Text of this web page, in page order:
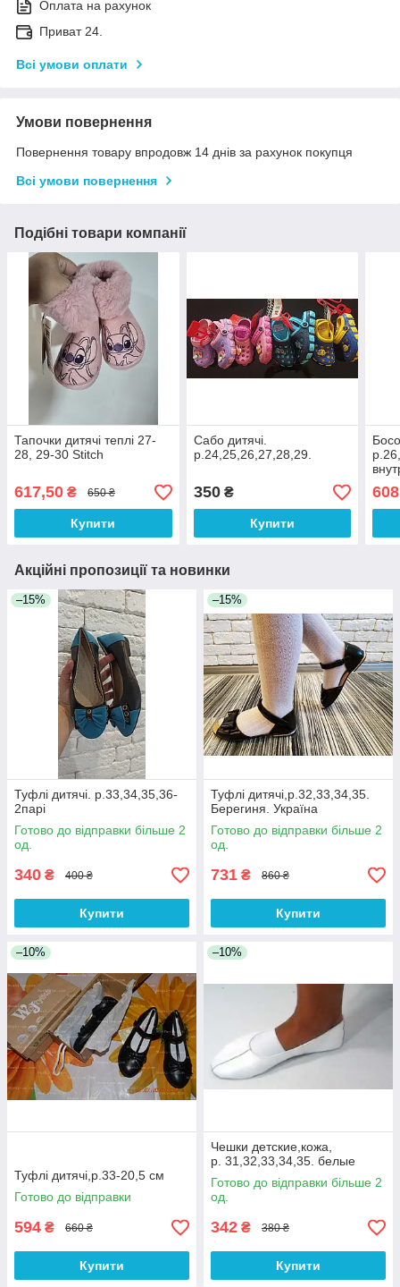
Оплата на рахунок
Приват 24.
Всі умови оплати
Умови повернення
Повернення товару впродовж 14 днів за рахунок покупця
Всі умови повернення
Подібні товари компанії
Тапочки дитячі теплі 27-
28, 29-30 Stitch
617,50 ₴ 650 ₴
Купити
Сабо дитячі.
р.24,25,26,27,28,29.
350₴
Купити
608
Акційні пропозиції та новинки
–15%
Туфлі дитячі. р.33,34,35,36-
2парі
Готово до відправки більше 2
од.
340 ₴ 400 ₴
Купити
–15%
Туфлі дитячі,р.32,33,34,35.
Берегиня. Україна
Готово до відправки більше 2
од.
731 ₴ 860 ₴
Купити
–10%
Туфлі дитячі,р.33-20,5 см
Готово до відправки
594 ₴ 660 ₴
Купити
–10%
Чешки детские,кожа,
р. 31,32,33,34,35. белые
Готово до відправки більше 2
од.
342 ₴ 380 ₴
Купити